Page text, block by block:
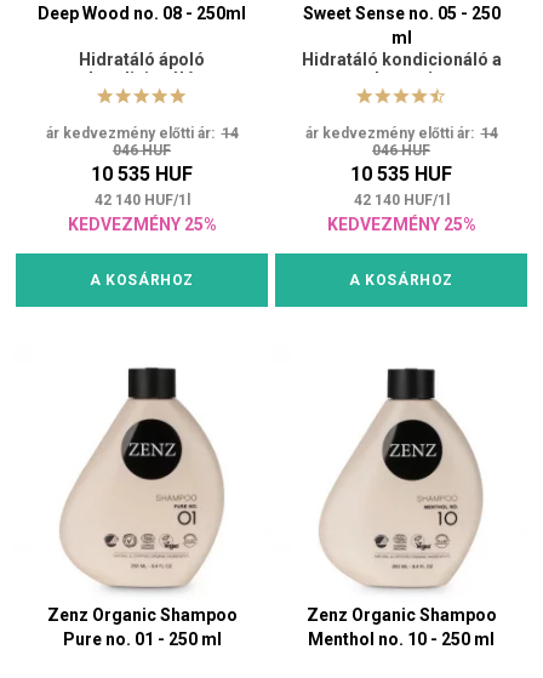
Deep Wood no. 08 - 250ml
Hidratáló ápoló
kondicionáló
ár kedvezmény előtti ár:14
046 HUF
10 535 HUF
42 140 HUF/1
KEDVEZMÉNY 25%
A KOSÁRHOZ
Sweet Sense no. 05 - 250
ml
Hidratáló kondicionáló a
volumenért
ár kedvezmény előtti ár:14
046 HUF
10 535 HUF
42 140 HUF/1
KEDVEZMÉNY 25%
A KOSÁRHOZ
Zenz Organic Shampoo
Pure no. 01 - 250 ml
Zenz Organic Shampoo
Menthol no. 10 - 250 ml